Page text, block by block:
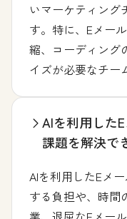
いマーケティング
す。特に、Eメー
縮、コーディング
イズが必要なチー
AIを利用した
課題を解決で
AIを利用したEメ
する負担や、時間